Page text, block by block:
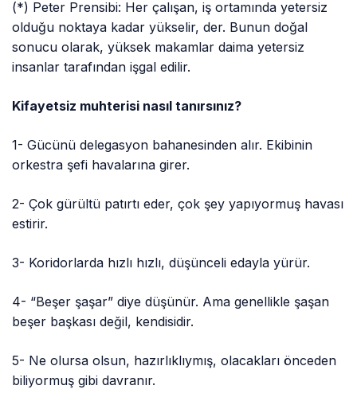
(*) Peter Prensibi: Her çalışan, iş ortamında yetersiz
olduğu noktaya kadar yükselir, der. Bunun doğal
sonucu olarak, yüksek makamlar daima yetersiz
insanlar tarafından işgal edilir.
Kifayetsiz muhterisi nasıl tanırsınız?
1- Gücünü delegasyon bahanesinden alır. Ekibinin
orkestra şefi havalarına girer.
2- Çok gürültü patırtı eder, çok şey yapıyormuş havası
estirir.
3- Koridorlarda hızlı hızlı, düşünceli edayla yürür.
4- “Beşer şaşar” diye düşünür. Ama genellikle şaşan
beşer başkası değil, kendisidir.
5- Ne olursa olsun, hazırlıklıymış, olacakları önceden
biliyormuş gibi davranır.